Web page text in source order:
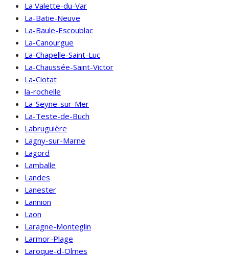
La Valette-du-Var
La-Batie-Neuve
La-Baule-Escoublac
La-Canourgue
La-Chapelle-Saint-Luc
La-Chaussée-Saint-Victor
La-Ciotat
la-rochelle
La-Seyne-sur-Mer
La-Teste-de-Buch
Labruguière
Lagny-sur-Marne
Lagord
Lamballe
Landes
Lanester
Lannion
Laon
Laragne-Monteglin
Larmor-Plage
Laroque-d-Olmes